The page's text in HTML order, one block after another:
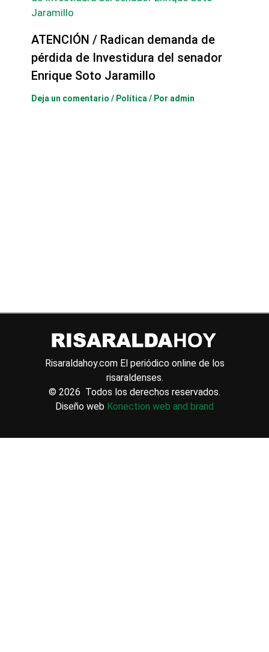
ATENCIÓN / Radican demanda de
pérdida de Investidura del senador
Enrique Soto Jaramillo
Deja un comentario / Política/ Por admin
Risaraldahoy.com El periódico online de los
risaraldenses.
© 2026 Todos los derechos reservados.
Diseño web Konection web and brand